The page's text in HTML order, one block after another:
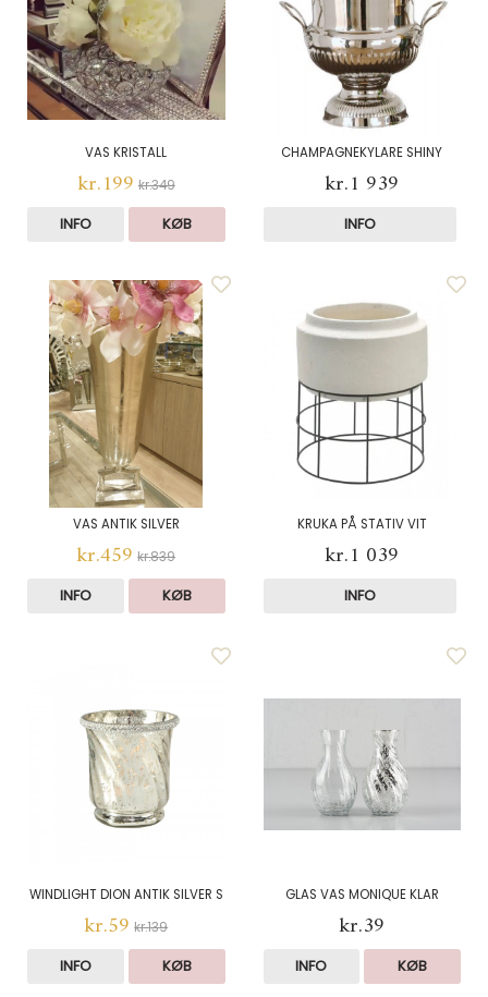
VAS KRISTALL
kr.199 kr.349
INFO KØB
CHAMPAGNEKYLARE SHINY
kr.1 939
INFO
VAS ANTIK SILVER
kr.459 kr.839
INFO KØB
KRUKA PÅ STATIV VIT
kr.1 039
INFO
WINDLIGHT DION ANTIK SILVER S
kr.59 kr.139
INFO KØB
GLAS VAS MONIQUE KLAR
kr.39
INFO KØB